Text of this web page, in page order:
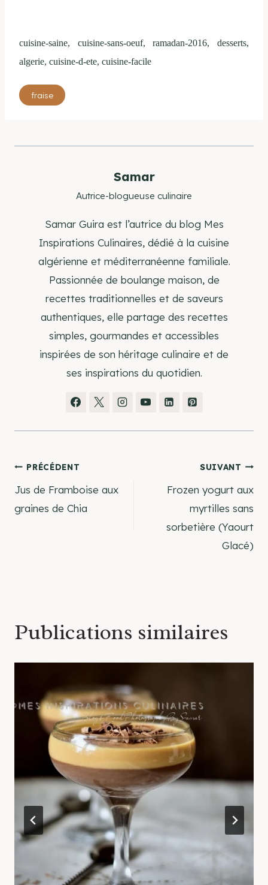
cuisine-saine, cuisine-sans-oeuf, ramadan-2016, desserts,
algerie, cuisine-d-ete, cuisine-facile
Étiquettes
de
publication :
fraise
Samar
Autrice-blogueuse culinaire
Samar Guira est l’autrice du blog Mes
Inspirations Culinaires, dédié à la cuisine
algérienne et méditerranéenne familiale.
Passionnée de boulange maison, de
recettes traditionnelles et de saveurs
authentiques, elle partage des recettes
simples, gourmandes et accessibles
inspirées de son héritage culinaire et de
ses inspirations du quotidien.
Navigation
de
PRÉCÉDENT
Jus de Framboise aux
graines de Chia
SUIVANT
Frozen yogurt aux
myrtilles sans
sorbetière (Yaourt
Glacé)
Publications similaires